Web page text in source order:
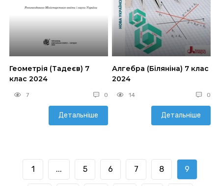
Геометрія (Тадеєв) 7
клас 2024
7 0
Детальніше
Алгебра (Біляніна) 7 клас
2024
14 0
Детальніше
1 ... 5 6 7 8 9